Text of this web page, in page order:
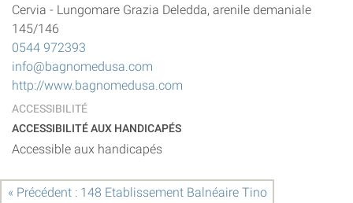
Cervia - Lungomare Grazia Deledda, arenile demaniale
145/146
0544 972393
info@bagnomedusa.com
http://www.bagnomedusa.com
ACCESSIBILITÉ
ACCESSIBILITÉ AUX HANDICAPÉS
Accessible aux handicapés
« Précédent : 148 Etablissement Balnéaire Tino